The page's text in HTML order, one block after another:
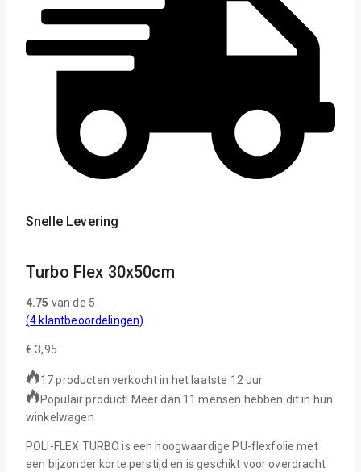
Snelle Levering
Turbo Flex 30x50cm
4.75 van de 5
(4 klantbeoordelingen)
€ 3,95
17 producten verkocht in het laatste 12 uur
Populair product! Meer dan 11 mensen hebben dit in hun
winkelwagen
POLI-FLEX TURBO is een hoogwaardige PU-flexfolie met
een bijzonder korte perstijd en is geschikt voor overdracht